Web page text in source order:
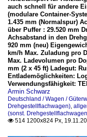
auch schnell für andere
(modulare Container-
1.435 mm (Normalspur)
über Puffer : 29.520 mm
Achsabstand in den
920 mm (neu)
km/h Max. Zuladung pro
Max. Ladevolumen pro
mm (2 x 45 ft) Ladegut:
Entlademöglichkeiten:
Verwendungsfähigkeit:
Armin Schwarz
Deutschland / Wagen /
Drehgestellflachwagen)
(sonst.
 514 1200x824 Px,